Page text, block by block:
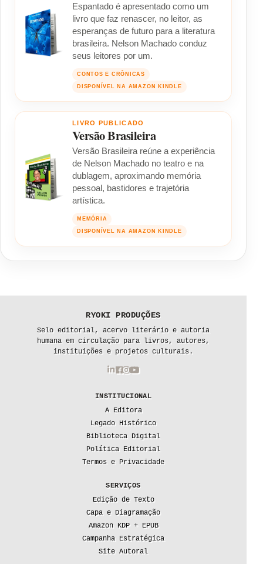
Espantado é apresentado como um
livro que faz renascer, no leitor, as
esperanças de futuro para a literatura
brasileira. Nelson Machado conduz
seus leitores por um.
CONTOS E CRÔNICAS
DISPONÍVEL NA AMAZON KINDLE
LIVRO PUBLICADO
Versão Brasileira
Versão Brasileira reúne a experiência
de Nelson Machado no teatro e na
dublagem, aproximando memória
pessoal, bastidores e trajetória
artística.
MEMÓRIA
DISPONÍVEL NA AMAZON KINDLE
RYOKI PRODUÇÕES
Selo editorial, acervo literário e autoria
humana em circulação para livros, autores,
instituições e projetos culturais.
INSTITUCIONAL
A Editora
Legado Histórico
Biblioteca Digital
Política Editorial
Termos e Privacidade
SERVIÇOS
Edição de Texto
Capa e Diagramação
Amazon KDP + EPUB
Campanha Estratégica
Site Autoral